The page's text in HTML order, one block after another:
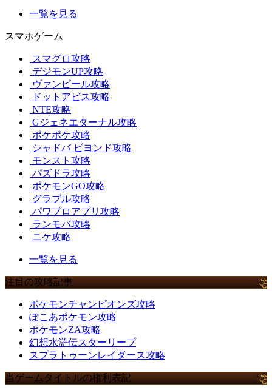
一覧を見る
スマホゲーム
スマグロ攻略
デジモンUP攻略
ヴァンピール攻略
ドットアビス攻略
NTE攻略
Gジェネエターナル攻略
ポケポケ攻略
シャドバ ビヨンド攻略
モンスト攻略
パズドラ攻略
ポケモンGO攻略
グラブル攻略
パワプロアプリ攻略
ランモバ攻略
ニケ攻略
一覧を見る
注目の攻略記事
ポケモンチャンピオンズ攻略
ぽこあポケモン攻略
ポケモンZA攻略
幻想水滸伝スターリープ
スプラトゥーンレイダース攻略
当ゲームタイトルの権利表記